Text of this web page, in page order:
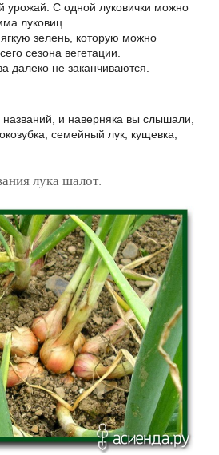
урожай. С одной луковички можно
луковиц.
зелень, которую можно
сезона вегетации.
далеко не заканчиваются.
названий, и наверняка вы слышали,
семейный лук, кущевка,
лука шалот.